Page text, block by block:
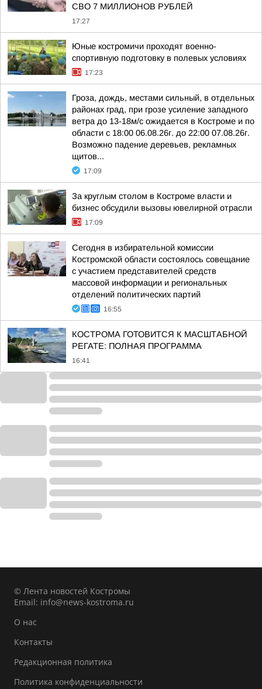
СВО 7 МИЛЛИОНОВ РУБЛЕЙ
17:27
Юные костромичи проходят военно-
спортивную подготовку в полевых условиях
17:23
Гроза, дождь, местами сильный, в отдельных
районах град, при грозе усиление западного
ветра до 13-18м/с ожидается в Костроме и по
области с 18:00 06.08.26г. до 22:00 07.08.26г.
Возможно падение деревьев, рекламных
щитов...
17:09
За круглым столом в Костроме власти и
бизнес обсудили вызовы ювелирной отрасли
17:09
Сегодня в избирательной комиссии
Костромской области состоялось совещание
с участием представителей средств
массовой информации и региональных
отделений политических партий
16:55
КОСТРОМА ГОТОВИТСЯ К МАСШТАБНОЙ
РЕГАТЕ: ПОЛНАЯ ПРОГРАММА
16:41
© Лента новостей Костромы
Email: info@news-kostroma.ru
О нас
Контакты
Редакционная политика
Политика конфиденциальности